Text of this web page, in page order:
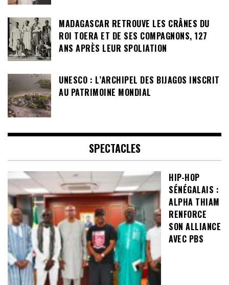
MADAGASCAR RETROUVE LES CRÂNES DU
ROI TOERA ET DE SES COMPAGNONS, 127
ANS APRÈS LEUR SPOLIATION
UNESCO : L’ARCHIPEL DES BIJAGOS INSCRIT
AU PATRIMOINE MONDIAL
SPECTACLES
HIP-HOP
SÉNÉGALAIS :
ALPHA THIAM
RENFORCE
SON ALLIANCE
AVEC PBS